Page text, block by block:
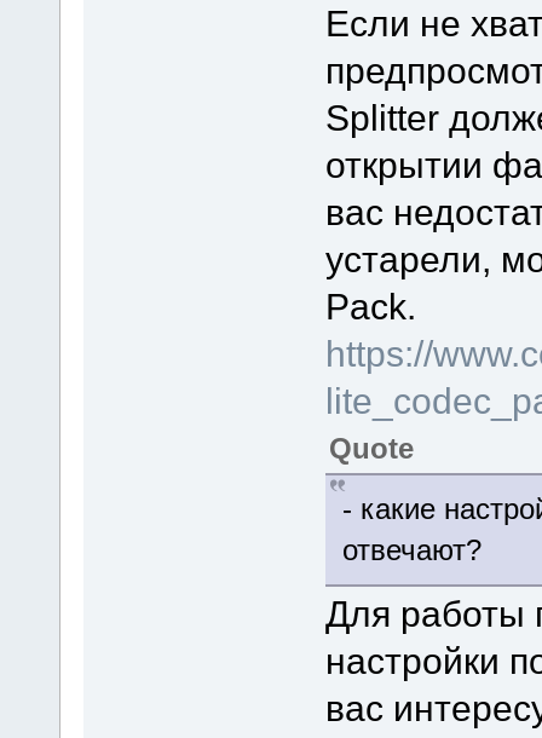
Если не
Splitter
открытии
вас
устарели,
Pack.
https://
Quote
- какие
отвечают?
Для работы
настройки
вас